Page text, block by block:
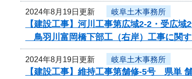
2024年8月19日更新 岐阜土木事務所
【建設工事】河川工事第広域2-2・受広
鳥羽川富岡橋下部工（右岸）工事に関
2024年8月19日更新 岐阜土木事務所
【建設工事】維持工事第舗修-5号 県単